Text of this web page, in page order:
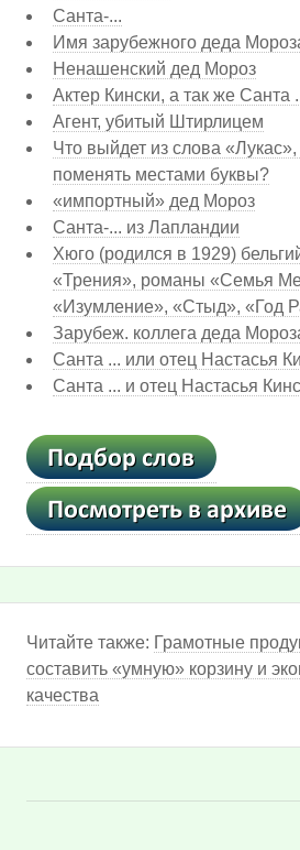
Санта-...
Имя зарубежного деда
Ненашенский дед Мороз
Актер Кински, а так же Санта
Агент, убитый Штирлицем
Что выйдет из слова
поменять местами буквы?
«импортный» дед Мороз
Санта-... из Лапландии
Хюго (родился в 1929)
«Трения», романы «Семья
«Изумление», «Стыд», «Год
Зарубеж. коллега деда
Санта ... или отец Настасья
Санта ... и отец Настасья
Читайте также: Грамотные
составить «умную» корзину и
качества